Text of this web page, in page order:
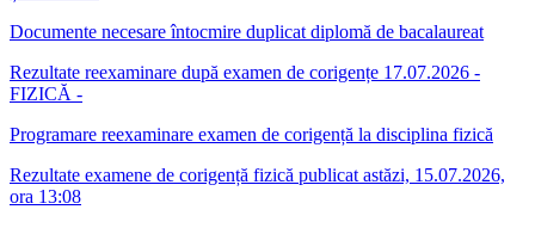
Documente necesare întocmire duplicat diplomă de bacalaureat
Rezultate reexaminare după examen de corigențe 17.07.2026 -
FIZICĂ -
Programare reexaminare examen de corigență la disciplina fizică
Rezultate examene de corigență fizică publicat astăzi, 15.07.2026,
ora 13:08